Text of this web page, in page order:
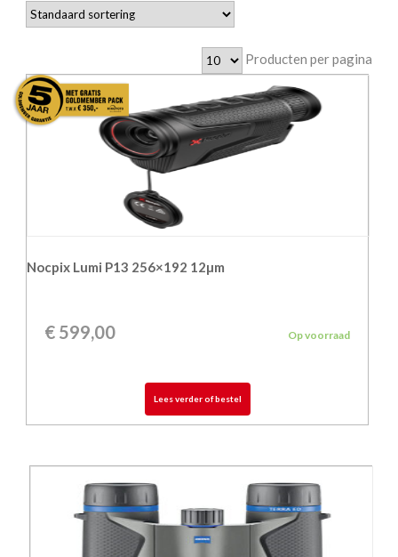
Producten per pagina
Nocpix Lumi P13 256×192 12µm
€ 599,00 Op voorraad
Lees verder of bestel